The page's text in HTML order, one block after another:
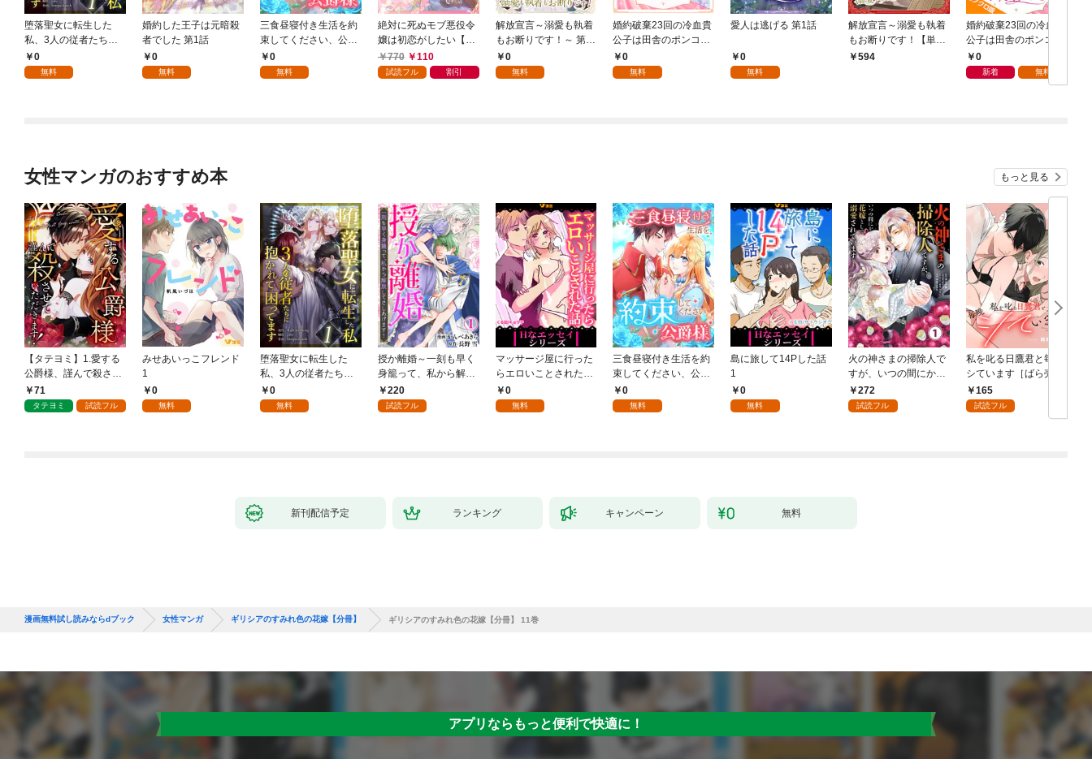
堕落聖女に転生した
私、3人の従者たちに
抱かれて困ってます 第
1話
0
無料
婚約した王子は元暗殺
者でした 第1話
0
無料
三食昼寝付き生活を約
束してください、公爵
様 1話
0
無料
絶対に死ぬモブ悪役令
嬢は初恋がしたい【単
行本版】 1巻
770 110
試読フル 割引
解放宣言～溺愛も執着
もお断りです！～ 第1
話0
無料
婚約破棄23回の冷血貴
公子は田舎のポンコツ
令嬢にふりまわされる
1話
0
無料
愛人は逃げる 第1話
0
無料
解放宣言～溺愛も執着
もお断りです！【単行
本版】 1巻
594
婚約破棄23回の冷血貴
公子は田舎のポンコツ
令嬢にふりまわされる
モノクロ版 第1話
0
新着 無料
女性マンガのおすすめ本 もっと見る
【タテヨミ】1.愛する
公爵様、謹んで殺させ
ていただきます！
71
タテヨミ 試読フル
みせあいっこフレンド
1
0
無料
堕落聖女に転生した
私、3人の従者たちに
抱かれて困ってます 第
1話
0
無料
授か離婚～一刻も早く
身籠って、私から解放
してさしあげます！1
220
試読フル
マッサージ屋に行った
らエロいことされた話
1 0
無料
三食昼寝付き生活を約
束してください、公爵
様 1話
0
無料
島に旅して14Pした話
1
0
無料
火の神さまの掃除人で
すが、いつの間にか花
嫁として溺愛されてい
ます【単話】（１）
272
試読フル
私を叱る日鷹君と毎晩
シています［ばら売
り］ 第1話
165
試読フル
新刊配信予定 ランキング キャンペーン 無料
漫画無料試し読みならdブック 女性マンガ ギリシアのすみれ色の花嫁【分冊】 ギリシアのすみれ色の花嫁【分冊】 11巻
アプリならもっと便利で快適に！